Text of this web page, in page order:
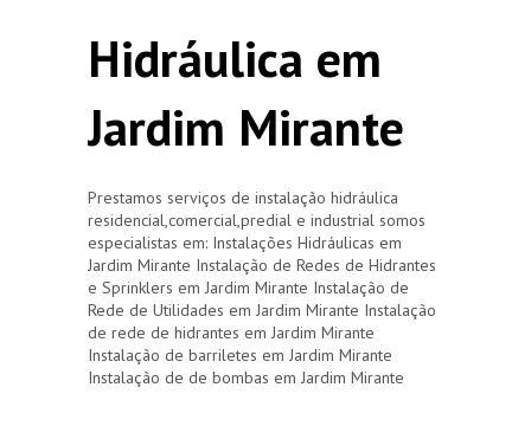
Hidráulica em
Jardim Mirante
Prestamos serviços de instalação hidráulica
residencial,comercial,predial e industrial somos
especialistas em: Instalações Hidráulicas em
Jardim Mirante Instalação de Redes de Hidrantes
e Sprinklers em Jardim Mirante Instalação de
Rede de Utilidades em Jardim Mirante Instalação
de rede de hidrantes em Jardim Mirante
Instalação de barriletes em Jardim Mirante
Instalação de de bombas em Jardim Mirante